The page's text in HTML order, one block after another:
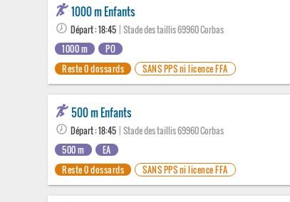
1000 m Enfants
Départ : 18:45 | Stade des taillis 69960 Corbas
1000 m
PO
Reste 0 dossards
SANS PPS ni licence FFA
500 m Enfants
Départ : 18:45 | Stade des taillis 69960 Corbas
500 m
EA
Reste 0 dossards
SANS PPS ni licence FFA